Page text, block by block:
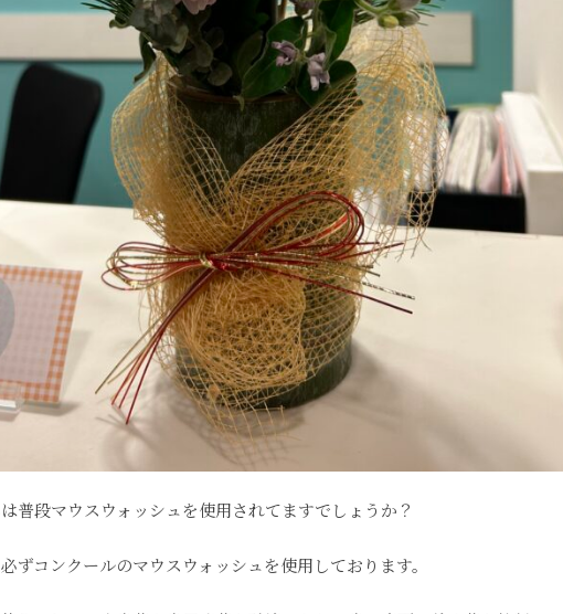
普段マウスウォッシュを使用されてますでしょうか？
ずコンクールのマウスウォッシュを使用しております。